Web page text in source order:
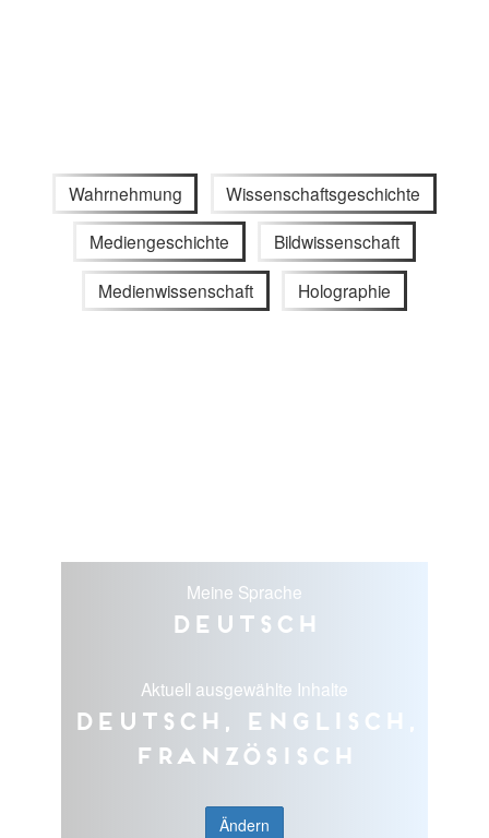
Wahrnehmung Wissenschaftsgeschichte
Mediengeschichte Bildwissenschaft
Medienwissenschaft Holographie
Meine Sprache
Deutsch
Aktuell ausgewählte Inhalte
Deutsch, Englisch,
Französisch
Ändern